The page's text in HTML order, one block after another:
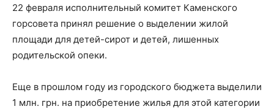
22 февраля исполнительный комитет Каменского
горсовета принял решение о выделении жилой
площади для детей-сирот и детей, лишенных
родительской опеки.
Еще в прошлом году из городского бюджета выделили
1 млн. грн. на приобретение жилья для этой категории